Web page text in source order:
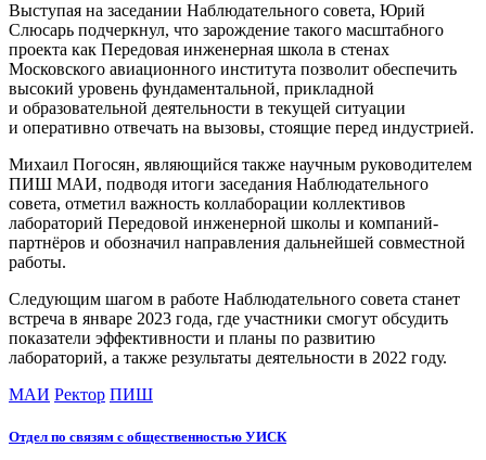
Выступая на заседании Наблюдательного совета, Юрий
Слюсарь подчеркнул, что зарождение такого масштабного
проекта как Передовая инженерная школа в стенах
Московского авиационного института позволит обеспечить
высокий уровень фундаментальной, прикладной
и образовательной деятельности в текущей ситуации
и оперативно отвечать на вызовы, стоящие перед индустрией.
Михаил Погосян, являющийся также научным руководителем
ПИШ МАИ, подводя итоги заседания Наблюдательного
совета, отметил важность коллаборации коллективов
лабораторий Передовой инженерной школы и компаний-
партнёров и обозначил направления дальнейшей совместной
работы.
Следующим шагом в работе Наблюдательного совета станет
встреча в январе 2023 года, где участники смогут обсудить
показатели эффективности и планы по развитию
лабораторий, а также результаты деятельности в 2022 году.
МАИ Ректор ПИШ
Отдел по связям с общественностью УИСК